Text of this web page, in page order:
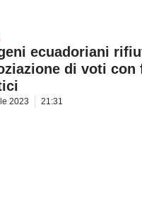
ecuadoriani
di voti con
2023 21:31